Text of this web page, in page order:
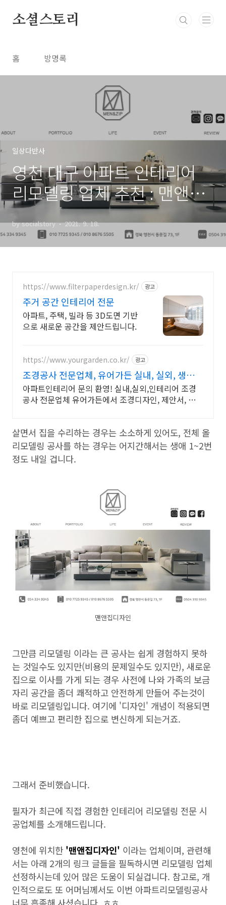
소셜스토리
홈 방명록
일상다반사
영천 대구 아파트 인테리어
리모델링 업체 추천 : 맨앤집
디자인
by socialstory 2021. 9. 18.
https://www.filterpaperdesign.kr/ 광고
주거 공간 인테리어 전문
아파트, 주택, 빌라 등 3D도면 기반
으로 새로운 공간을 제안드립니다.
https://www.yourgarden.co.kr/ 광고
조경공사 전문업체, 유어가든 실내, 실외, 생화,
조화
아파트인테리어 문의 환영! 실내,실외,인테리어 조경
공사 전문업체 유어가든에서 조경디자인, 제안서, 견적
살면서 집을 수리하는 경우는 소소하게 있어도, 전체 올
리모델링 공사를 하는 경우는 어지간해서는 생애 1~2번
정도 내일 겁니다.
맨앤집디자인
그만큼 리모델링 이라는 큰 공사는 쉽게 경험하지 못하
는 것일수도 있지만(비용의 문제일수도 있지만), 새로운
집으로 이사를 가게 되는 경우 사전에 나와 가족의 보금
자리 공간을 좀더 쾌적하고 안전하게 만들어 주는것이
바로 리모델링입니다. 여기에 '디자인' 개념이 적용되면
좀더 예쁘고 편리한 집으로 변신하게 되는거죠.
그래서 준비했습니다.
필자가 최근에 직접 경험한 인테리어 리모델링 전문 시
공업체를 소개해드립니다.
영천에 위치한 '맨앤집디자인' 이라는 업체이며, 관련해
서는 아래 2개의 링크 글들을 필독하시면 리모델링 업체
선정하시는데 있어 많은 도움이 되실겁니다. 참고로, 개
인적으로도 또 어머님께서도 이번 아파트리모델링공사